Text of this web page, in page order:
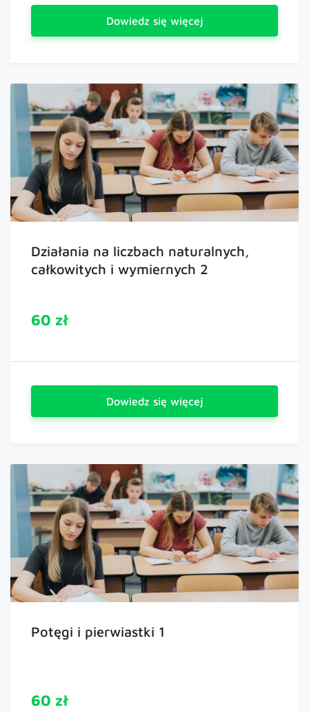
Dowiedz się więcej
Działania na liczbach naturalnych,
całkowitych i wymiernych 2
60 zł
Dowiedz się więcej
Potęgi i pierwiastki 1
60 zł